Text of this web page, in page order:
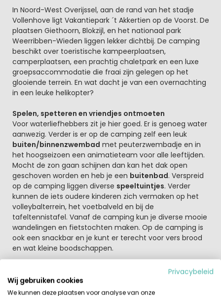
Beschrijving
In Noord-West Overijssel, aan de rand van het stadje
Vollenhove ligt Vakantiepark ´t Akkertien op de Voorst. De
plaatsen Giethoorn, Blokzijl, en het nationaal park
Weerribben-Wieden liggen lekker dichtbij. De camping
beschikt over toeristische kampeerplaatsen,
camperplaatsen, een prachtig chaletpark en een luxe
groepsaccommodatie die fraai zijn gelegen op het
glooiende terrein. En wat dacht je van een overnachting
in een leuke helikopter?
Spelen, spetteren en vriendjes ontmoeten
Voor waterliefhebbers zit je hier goed. Er is genoeg water
aanwezig. Verder is er op de camping zelf een leuk
buiten/binnenzwembad met peuterzwembadje en in
het hoogseizoen een animatieteam voor alle leeftijden.
Mocht de zon gaan schijnen dan kan het dak open
geschoven worden en heb je een buitenbad. Verspreid
op de camping liggen diverse speeltuintjes. Verder
kunnen de iets oudere kinderen zich vermaken op het
volleybalterrein, het voetbalveld en bij de
tafeltennistafel. Vanaf de camping kun je diverse mooie
wandelingen en fietstochten maken. Op de camping is
ook een snackbar en je kunt er terecht voor vers brood
en wat kleine boodschappen.
Vanaf de camping begint je reis al bij een bezoek aan
Vollenhove, een klein charmant stadje met haven, oud
Privacybeleid
Wij gebruiken cookies
We kunnen deze plaatsen voor analyse van onze